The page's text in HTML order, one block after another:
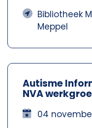
Bibliotheek
Meppel
Autisme
NVA
04